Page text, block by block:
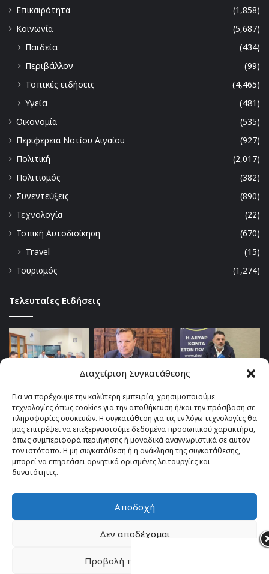
Διαχείριση Συγκατάθεσης
Για να παρέχουμε την καλύτερη εμπειρία, χρησιμοποιούμε
τεχνολογίες όπως cookies για την αποθήκευση ή/και την πρόσβαση σε
πληροφορίες συσκευών. Η συγκατάθεση για τις εν λόγω τεχνολογίες θα
μας επιτρέψει να επεξεργαστούμε δεδομένα προσωπικού χαρακτήρα,
όπως συμπεριφορά περιήγησης ή μοναδικά αναγνωριστικά σε αυτόν
τον ιστότοπο. Η μη συγκατάθεση ή η ανάκληση της συγκατάθεσης,
μπορεί να επηρεάσει αρνητικά ορισμένες λειτουργίες και
δυνατότητες.
Αποδοχή
Δεν αποδέχομαι
Προβολή προτιμήσεων
Επικαιρότητα
(1,858)
Κοινωνία
(5,687)
Παιδεία
(434)
Περιβάλλον
(99)
Τοπικές ειδήσεις
(4,465)
Υγεία
(481)
Οικονομία
(535)
Περιφερεια Νοτίου Αιγαίου
(927)
Πολιτική
(2,017)
Πολιτισμός
(382)
Συνεντεύξεις
(890)
Τεχνολογία
(22)
Τοπική Αυτοδιοίκηση
(670)
Travel
(15)
Τουρισμός
(1,274)
Τελευταίες Ειδήσεις
© Copyright 2026, All Rights Reserved |TOP fm 102.4